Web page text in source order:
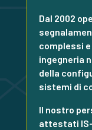
Dal 2002
complessi
ingegneria
della
sistemi di
Il nostro
attestati